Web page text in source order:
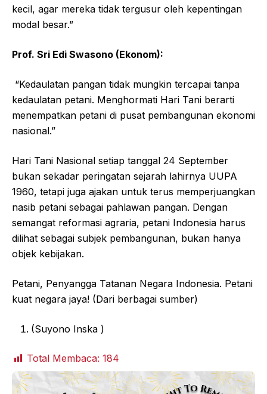
kecil, agar mereka tidak tergusur oleh kepentingan
modal besar.”
Prof. Sri Edi Swasono (Ekonom):
“Kedaulatan pangan tidak mungkin tercapai tanpa
kedaulatan petani. Menghormati Hari Tani berarti
menempatkan petani di pusat pembangunan ekonomi
nasional.”
Hari Tani Nasional setiap tanggal 24 September
bukan sekadar peringatan sejarah lahirnya UUPA
1960, tetapi juga ajakan untuk terus memperjuangkan
nasib petani sebagai pahlawan pangan. Dengan
semangat reformasi agraria, petani Indonesia harus
dilihat sebagai subjek pembangunan, bukan hanya
objek kebijakan.
Petani, Penyangga Tatanan Negara Indonesia. Petani
kuat negara jaya! (Dari berbagai sumber)
(Suyono Inska )
Total Membaca: 184